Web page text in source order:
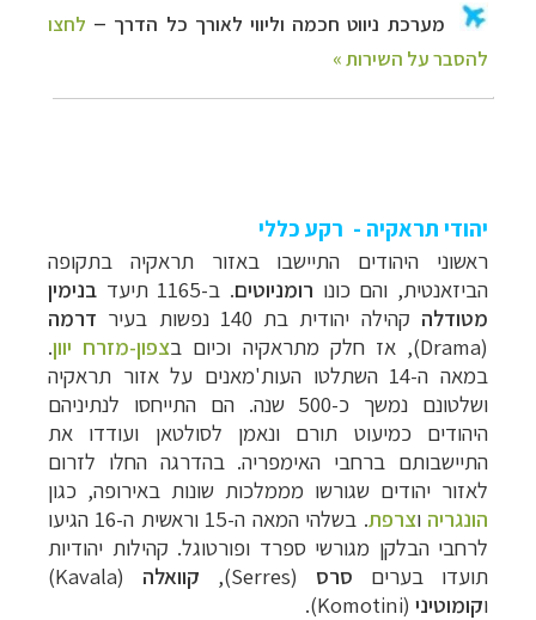
יהודי תראקיה - רקע כללי
ראשוני היהודים התיישבו באזור תראקיה בתקופה
הביזאנטית, והם כונו רומניוטים. ב-1165 תיעד
בנימין
מטודלה קהילה יהודית בת 140 נפשות בעיר
דרמה
(
Drama), אז חלק מתראקיה וכיום בצפון-מזרח יוון.
במאה ה-14 השתלטו העות'מאנים על אזור תראקיה
ושלטונם נמשך כ-500 שנה. הם התייחסו לנתיניהם
היהודים כמיעוט תורם ונאמן לסולטאן ועודדו את
התיישבותם ברחבי האימפריה. בהדרגה החלו לזרום
לאזור יהודים שגורשו מממלכות שונות באירופה, כגון
הונגריה וצרפת
. בשלהי המאה ה-15 וראשית ה-16 הגיעו
לרחבי הבלקן מגורשי ספרד ופורטוגל. קהילות יהודיות
תועדו בערים סרס (
Serres
), קוואלה (
Kavala
)
וקומוטיני (
Komotini
).